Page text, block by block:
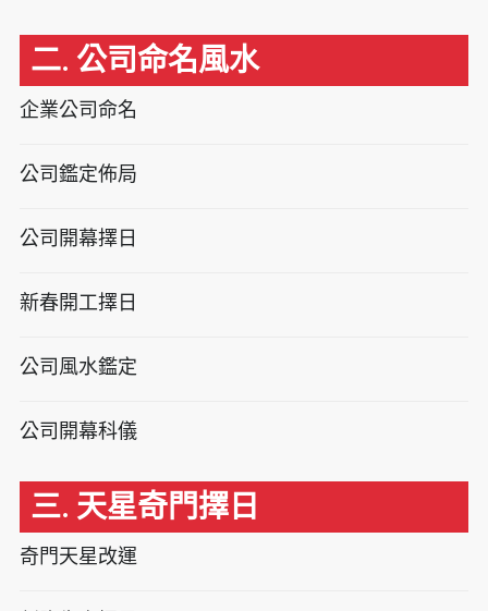
二. 公司命名風水
企業公司命名
公司鑑定佈局
公司開幕擇日
新春開工擇日
公司風水鑑定
公司開幕科儀
三. 天星奇門擇日
奇門天星改運